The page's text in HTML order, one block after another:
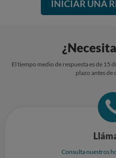
INICIAR UNA
El tiempo medio de respuesta es de 15
plazo antes de
Consulta nuestros